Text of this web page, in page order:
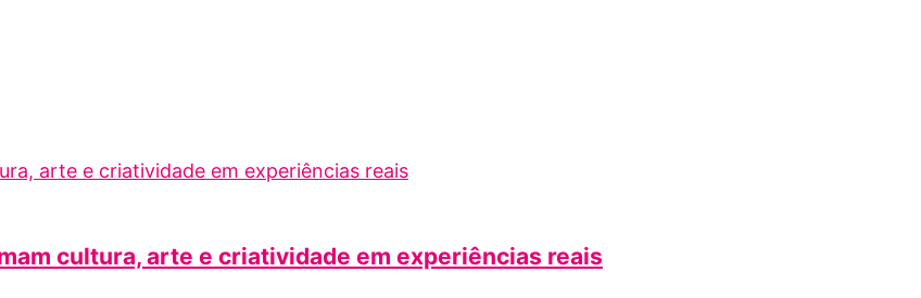
cultura, arte e criatividade em experiências reais